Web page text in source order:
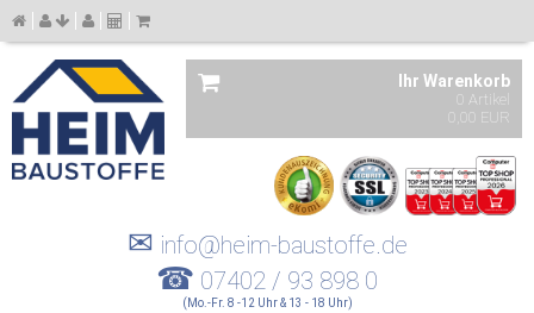
Ihr Warenkorb
0 Artikel
0,00 EUR
✉ info@heim-baustoffe.de
☎ 07402 / 93 898 0
(Mo.-Fr. 8 -12 Uhr & 13 - 18 Uhr)